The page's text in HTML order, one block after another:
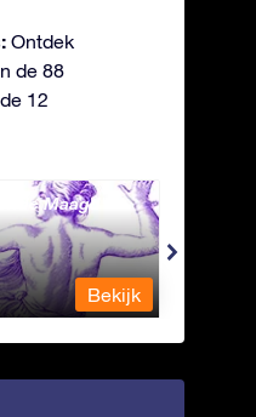
Ontdek
de 88
12
Maagd
Bekijk